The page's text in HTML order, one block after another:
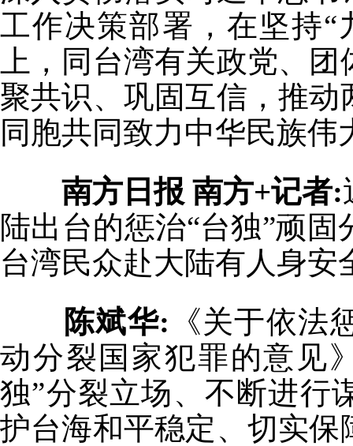
工作决策部署，在坚持“
上，同台湾有关政党、
聚共识、巩固互信，推
同胞共同致力中华民族伟
南方日报 南方+记者:
陆出台的惩治“台独”顽
台湾民众赴大陆有人身
陈斌华: 《关于依法
动分裂国家犯罪的意见
独”分裂立场、不断进行
护台海和平稳定、切实